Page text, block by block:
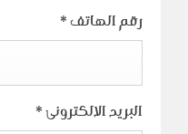
رقم الهاتف*
البريد الالكترونى*